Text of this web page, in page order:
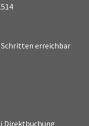
erreichbar
Direktbuchung